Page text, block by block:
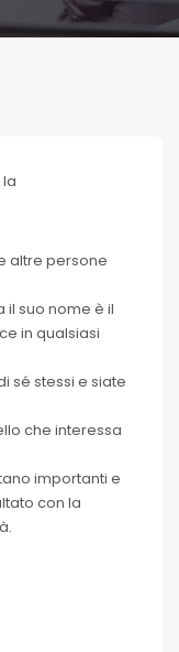
altre persone
il suo nome è il
in qualsiasi
sé stessi e siate
che interessa
importanti e
con la